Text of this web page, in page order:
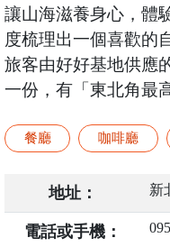
讓山海滋養身心，體
度梳理出一個喜歡的
旅客由好好基地供應
一份，有「東北角最
餐廳 咖啡廳
地址： 新
電話或手機：